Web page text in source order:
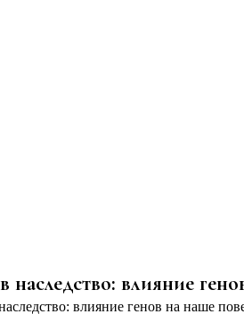
наследство: влияние